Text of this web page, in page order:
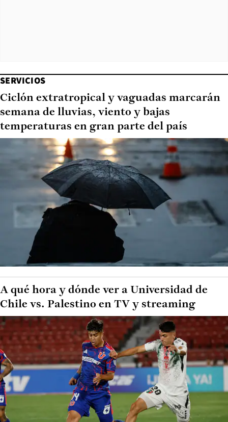
SERVICIOS
Ciclón extratropical y vaguadas marcarán
semana de lluvias, viento y bajas
temperaturas en gran parte del país
A qué hora y dónde ver a Universidad de
Chile vs. Palestino en TV y streaming